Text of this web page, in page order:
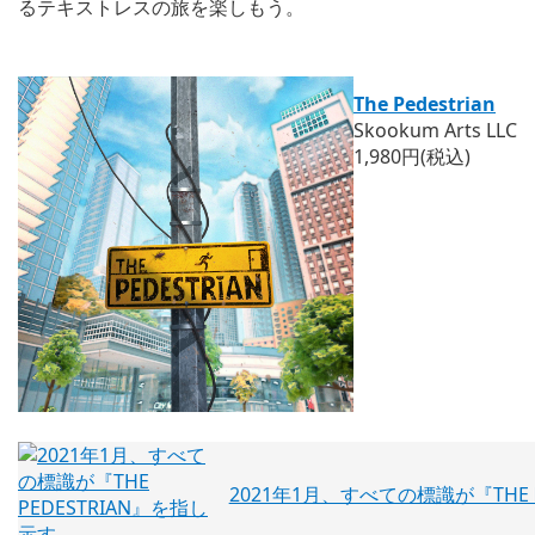
るテキストレスの旅を楽しもう。
The Pedestrian
Skookum Arts LLC
1,980円(税込)
2021年1月、すべての標識が『THE